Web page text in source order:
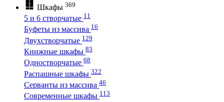
Шкафы 369
5 и 6 створчатые 11
Буфеты из массива 16
Двухстворчатые 129
Книжные шкафы 83
Одностворчатые 68
Распашные шкафы 322
Серванты из массива 46
Современные шкафы 113